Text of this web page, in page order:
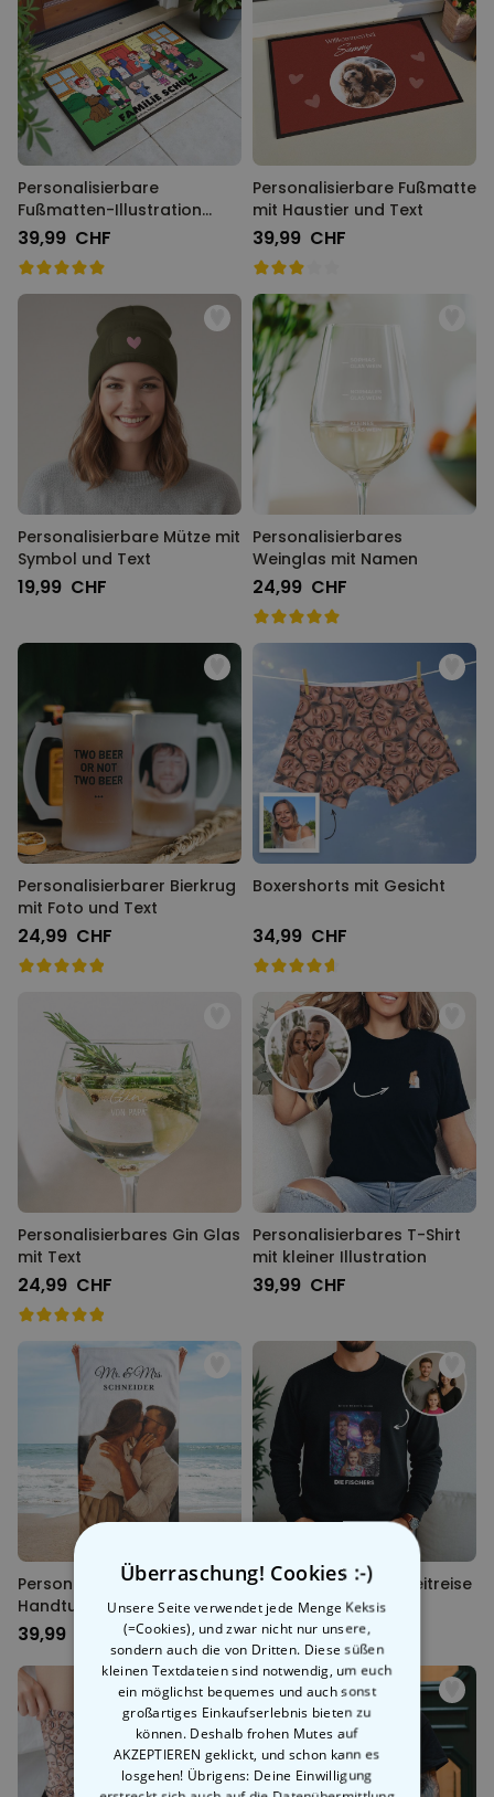
Personalisierbare
Fußmatten-Illustration
Zeichentrick Familie
39,99 CHF
Personalisierbare Fußmatte
mit Haustier und Text
39,99 CHF
Personalisierbare Mütze mit
Symbol und Text
19,99 CHF
Personalisierbares
Weinglas mit Namen
24,99 CHF
Personalisierbarer Bierkrug
mit Foto und Text
24,99 CHF
Boxershorts mit Gesicht
34,99 CHF
Personalisierbares Gin Glas
mit Text
24,99 CHF
Personalisierbares T-Shirt
mit kleiner Illustration
39,99 CHF
Personalisierbares
Handtuch mit Foto und Text
39,99 CHF
Personalisierbarer Zeitreise
Pullover
44,99 CHF
Überraschung! Cookies :-)
Unsere Seite verwendet jede Menge Keksis
(=Cookies), und zwar nicht nur unsere,
sondern auch die von Dritten. Diese süßen
kleinen Textdateien sind notwendig, um euch
ein möglichst bequemes und auch sonst
großartiges Einkaufserlebnis bieten zu
können. Deshalb frohen Mutes auf
AKZEPTIEREN geklickt, und schon kann es
losgehen! Übrigens: Deine Einwilligung